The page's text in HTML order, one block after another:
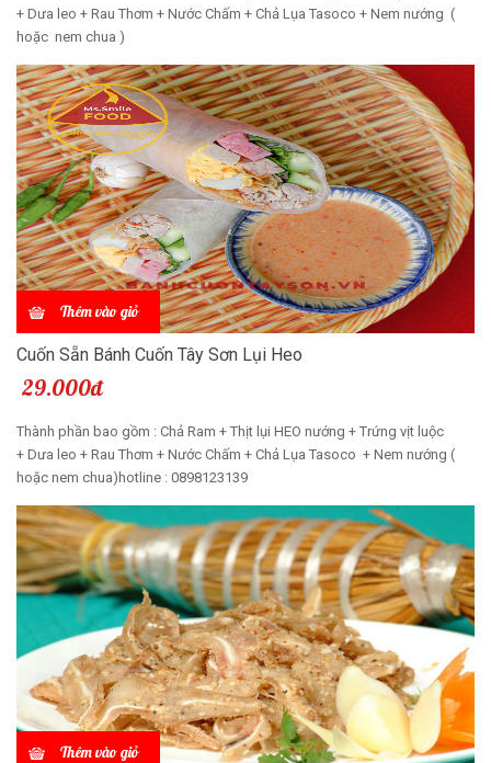
+ Dưa leo + Rau Thơm + Nước Chấm + Chả Lụa Tasoco + Nem nướng (
hoặc nem chua )
Thêm vào giỏ
Cuốn Sẵn Bánh Cuốn Tây Sơn Lụi Heo
29.000đ
Thành phần bao gồm : Chả Ram + Thịt lụi HEO nướng + Trứng vịt luộc
+ Dưa leo + Rau Thơm + Nước Chấm + Chả Lụa Tasoco + Nem nướng (
hoặc nem chua)hotline : 0898123139
Thêm vào giỏ